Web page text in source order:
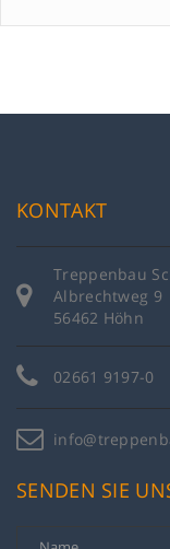
KONTAKT
Treppenbau
Albrechtweg 9
56462 Höhn
02661 9197-0
SENDEN SIE